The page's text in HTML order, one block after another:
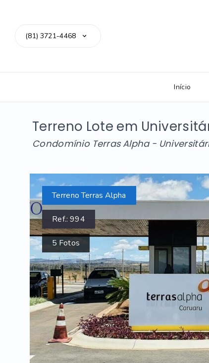
(81) 3721-4468
Início
Terreno Lote em
Condomínio Terras Alpha -
Terreno Terras Alpha
Ref.:994
5 Fotos